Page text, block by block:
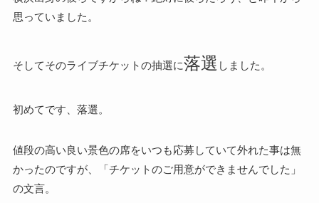
思っていました。
そしてそのライブチケットの抽選に落選 しました。
初めてです、落選。
値段の高い良い景色の席をいつも応募していて外れた事は無
かったのですが、「チケットのご用意ができませんでした」
の文言。